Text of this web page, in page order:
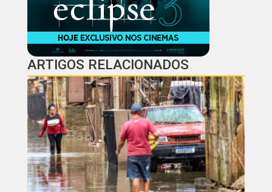
ARTIGOS RELACIONADOS